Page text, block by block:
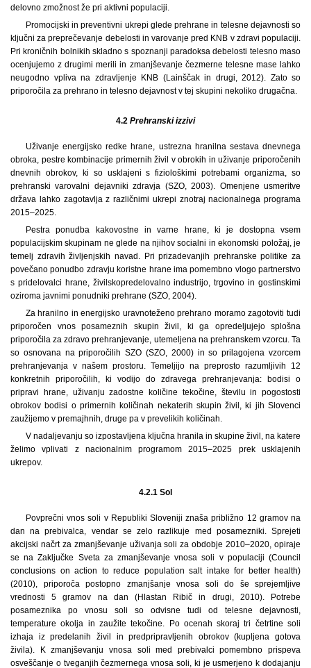
delovno zmožnost že pri aktivni populaciji.
Promocijski in preventivni ukrepi glede prehrane in telesne dejavnosti so
ključni za preprečevanje debelosti in varovanje pred KNB v zdravi populaciji.
Pri kroničnih bolnikih skladno s spoznanji paradoksa debelosti telesno maso
ocenjujemo z drugimi merili in zmanjševanje čezmerne telesne mase lahko
neugodno vpliva na zdravljenje KNB (Lainščak in drugi, 2012). Zato so
priporočila za prehrano in telesno dejavnost v tej skupini nekoliko drugačna.
4.2 Prehranski izzivi
Uživanje energijsko redke hrane, ustrezna hranilna sestava dnevnega
obroka, pestre kombinacije primernih živil v obrokih in uživanje priporočenih
dnevnih obrokov, ki so usklajeni s fiziološkimi potrebami organizma, so
prehranski varovalni dejavniki zdravja (SZO, 2003). Omenjene usmeritve
država lahko zagotavlja z različnimi ukrepi znotraj nacionalnega programa
2015–2025.
Pestra ponudba kakovostne in varne hrane, ki je dostopna vsem
populacijskim skupinam ne glede na njihov socialni in ekonomski položaj, je
temelj zdravih življenjskih navad. Pri prizadevanjih prehranske politike za
povečano ponudbo zdravju koristne hrane ima pomembno vlogo partnerstvo
s pridelovalci hrane, živilskopredelovalno industrijo, trgovino in gostinskimi
oziroma javnimi ponudniki prehrane (SZO, 2004).
Za hranilno in energijsko uravnoteženo prehrano moramo zagotoviti tudi
priporočen vnos posameznih skupin živil, ki ga opredeljujejo splošna
priporočila za zdravo prehranjevanje, utemeljena na prehranskem vzorcu. Ta
so osnovana na priporočilih SZO (SZO, 2000) in so prilagojena vzorcem
prehranjevanja v našem prostoru. Temeljijo na preprosto razumljivih 12
konkretnih priporočilih, ki vodijo do zdravega prehranjevanja: bodisi o
pripravi hrane, uživanju zadostne količine tekočine, številu in pogostosti
obrokov bodisi o primernih količinah nekaterih skupin živil, ki jih Slovenci
zaužijemo v premajhnih, druge pa v prevelikih količinah.
V nadaljevanju so izpostavljena ključna hranila in skupine živil, na katere
želimo vplivati z nacionalnim programom 2015–2025 prek usklajenih
ukrepov.
4.2.1 Sol
Povprečni vnos soli v Republiki Sloveniji znaša približno 12 gramov na
dan na prebivalca, vendar se zelo razlikuje med posamezniki. Sprejeti
akcijski načrt za zmanjševanje uživanja soli za obdobje 2010–2020, opiraje
se na Zaključke Sveta za zmanjševanje vnosa soli v populaciji (Council
conclusions on action to reduce population salt intake for better health)
(2010), priporoča postopno zmanjšanje vnosa soli do še sprejemljive
vrednosti 5 gramov na dan (Hlastan Ribič in drugi, 2010). Potrebe
posameznika po vnosu soli so odvisne tudi od telesne dejavnosti,
temperature okolja in zaužite tekočine. Po ocenah skoraj tri četrtine soli
izhaja iz predelanih živil in predpripravljenih obrokov (kupljena gotova
živila). K zmanjševanju vnosa soli med prebivalci pomembno prispeva
osveščanje o tveganjih čezmernega vnosa soli, ki je usmerjeno k dodajanju